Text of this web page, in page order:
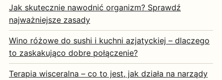
Jak skutecznie nawodnić organizm? Sprawdź
najważniejsze zasady
Wino różowe do sushi i kuchni azjatyckiej – dlaczego
to zaskakująco dobre połączenie?
Terapia wisceralna – co to jest, jak działa na narządy